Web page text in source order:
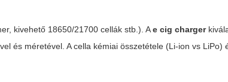
kivehető 18650/21700 cellák stb.). Ae cig charger
és méretével. A cella kémiai összetétele (Li-ion vs LiPo)